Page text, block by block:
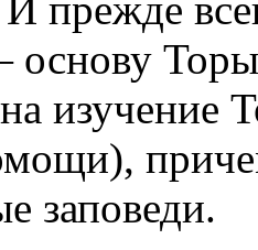
прежде
изучение
заповеди.